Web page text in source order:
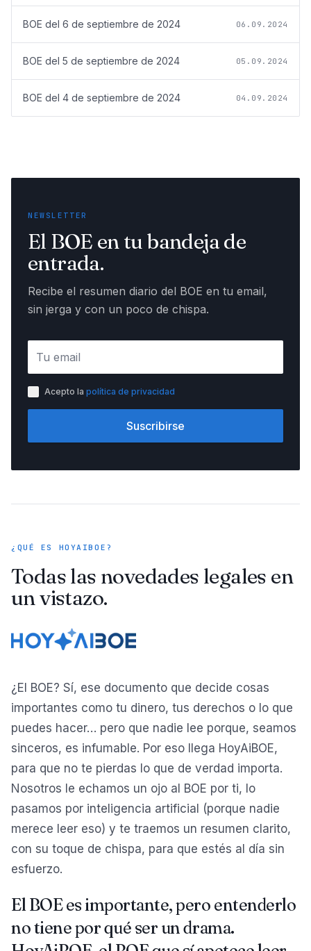
BOE del 6 de septiembre de 2024 06.09.2024
BOE del 5 de septiembre de 2024 05.09.2024
BOE del 4 de septiembre de 2024 04.09.2024
NEWSLETTER
El BOE en tu bandeja de
entrada.
Recibe el resumen diario del BOE en tu email,
sin jerga y con un poco de chispa.
Acepto la política de privacidad
Suscribirse
¿QUÉ ES HOYAIBOE?
Todas las novedades legales en
un vistazo.
¿El BOE? Sí, ese documento que decide cosas
importantes como tu dinero, tus derechos o lo que
puedes hacer… pero que nadie lee porque, seamos
sinceros, es infumable. Por eso llega HoyAiBOE,
para que no te pierdas lo que de verdad importa.
Nosotros le echamos un ojo al BOE por ti, lo
pasamos por inteligencia artificial (porque nadie
merece leer eso) y te traemos un resumen clarito,
con su toque de chispa, para que estés al día sin
esfuerzo.
El BOE es importante, pero entenderlo
no tiene por qué ser un drama.